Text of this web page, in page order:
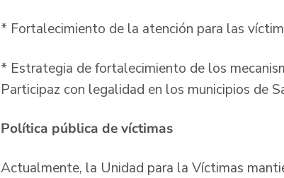
* Fortalecimiento de la atención para las
* Estrategia de fortalecimiento de los
Participaz con legalidad en los municipios de
Política pública de víctimas
Actualmente, la Unidad para la Víctimas